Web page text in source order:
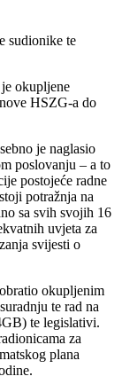
sudionike te
okupljene
HSZG-a do
je naglasio
poslovanju – a to
postojeće radne
potražnja na
sa svih svojih 16
uvjeta za
svijesti o
okupljenim
te rad na
te legislativi.
za
plana